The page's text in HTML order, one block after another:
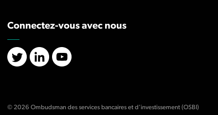
Connectez-vous avec nous
X/TwitterLinkedInYouTube
© 2026 Ombudsman des services bancaires et d'investissement (OSBI)